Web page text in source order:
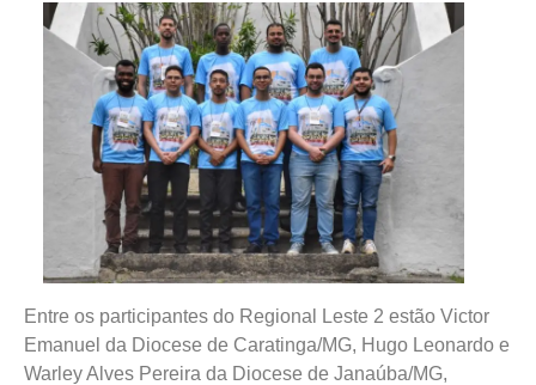
Entre os participantes do Regional Leste 2 estão Victor
Emanuel da Diocese de Caratinga/MG, Hugo Leonardo e
Warley Alves Pereira da Diocese de Janaúba/MG,